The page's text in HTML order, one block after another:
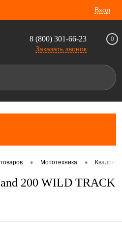
Вход
8 (800) 301-66-23
Заказать звонок
0
• Мототехника •
200 WILD TRACK